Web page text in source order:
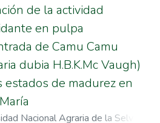
de Taperibá (spondias cytherea
los frutos maduros de Taperibá se
fresca y pulpa concentrada al
eliminar el 40% de agua, a una
de 50°C. El contenido de ácido
fue determinado por el método
en fase reversa, los polifenoles
la capacidad antioxidante por la
de la actividad
en pulpa
de Camu Camu
dubia H.B.K.Mc Vaugh)
estados de madurez en
Nacional Agraria de la Selva